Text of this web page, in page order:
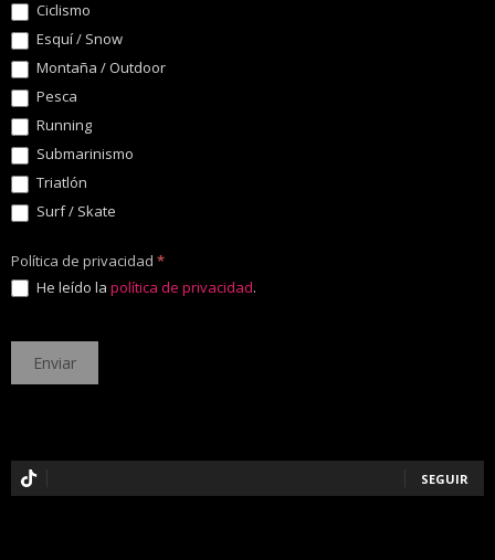
Ciclismo
Esquí / Snow
Montaña / Outdoor
Pesca
Running
Submarinismo
Triatlón
Surf / Skate
Política de privacidad *
He leído la política de privacidad.
SEGUIR